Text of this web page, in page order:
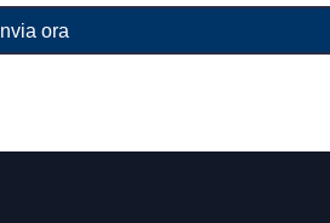
Invia ora